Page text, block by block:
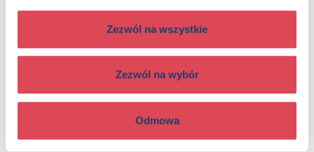
Zezwól na wszystkie
Zezwól na wybór
Odmowa
Kolekcja marzeń. Disney Dumbo